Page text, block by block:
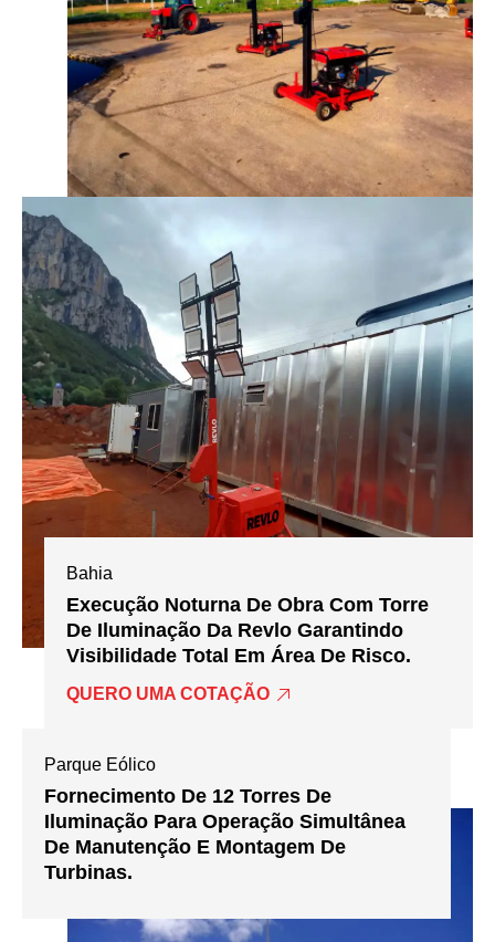
Bahia
Execução Noturna De Obra Com Torre
De Iluminação Da Revlo Garantindo
Visibilidade Total Em Área De Risco.
QUERO UMA COTAÇÃO
Parque Eólico
Fornecimento De 12 Torres De
Iluminação Para Operação Simultânea
De Manutenção E Montagem De
Turbinas.